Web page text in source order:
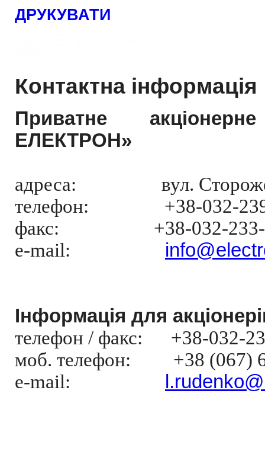
ДРУКУВАТИ
Контактна інформація
Приватне
ЕЛЕКТРОН»
адреса: вул.
телефон:
+38-032-
факс: +38-032-233-
e-mail: info
Інформація для
телефон / факс: +38-032-
моб. телефон: +38 (067)
e-mail: .rudenko@